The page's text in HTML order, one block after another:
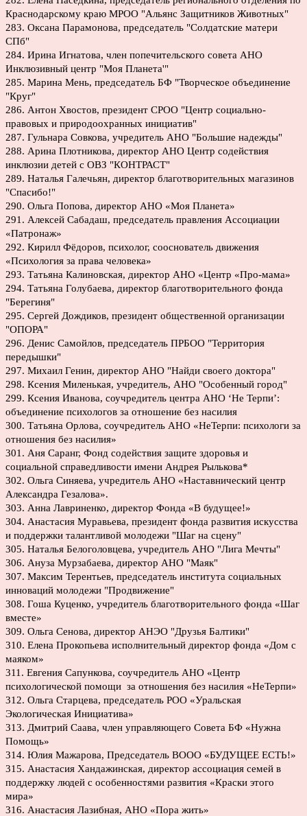
Краснодарскому краю МРОО "Альянс Защитников Животных"
283. Оксана Парамонова, председатель "Солдатские матери
СПб"
284. Ирина Игнатова, член попечительского совета АНО
Инклюзивный центр "Моя Планета'"
285. Марина Мень, председатель БФ "Творческое объединение
"Круг"
286. Антон Хвостов, президент СРОО "Центр социально-
правовых и природоохранных инициатив"
287. Гульнара Совкова, учредитель АНО "Большие надежды"
288. Арина Плотникова, директор АНО Центр содействия
инклюзии детей с ОВЗ "КОНТРАСТ"
289. Наталья Галечьян, директор благотворительных магазинов
"Спасибо!"
290. Ольга Попова, директор АНО «Моя Планета»
291. Алексей Сабадаш, председатель правления Ассоциации
«Патронаж»
292. Кирилл Фёдоров, психолог, сооснователь движения
«Психология за права человека»
293. Татьяна Калиновская, директор АНО «Центр «Про-мама»
294. Татьяна Голубаева, директор благотворительного фонда
"Берегиня"
295. Сергей Дождиков, президент общественной организации
"ОПОРА"
296. Денис Самойлов, председатель ПРБОО "Территория
передышки"
297. Михаил Генин, директор АНО "Найди своего доктора"
298. Ксения Миленькая, учредитель, АНО "Особенный город"
299. Ксения Иванова, соучредитель центра АНО ‘Не Терпи’:
объединение психологов за отношение без насилия
300. Татьяна Орлова, соучредитель АНО «НеТерпи: психологи за
отношения без насилия»
301. Аня Саранг, Фонд содействия защите здоровья и
социальной справедливости имени Андрея Рылькова*
302. Ольга Синяева, учредитель АНО «Наставнический центр
Александра Гезалова».
303. Анна Лавриненко, директор Фонда «В будущее!»
304. Анастасия Муравьева, президент фонда развития искусства
и поддержки талантливой молодежи "Шаг на сцену"
305. Наталья Белоголовцева, учредитель АНО "Лига Мечты"
306. Ануза Мурзабаева, директор АНО "Маяк"
307. Максим Терентьев, председатель института социальных
инноваций молодежи "Продвижение"
308. Гоша Куценко, учредитель благотворительного фонда «Шаг
вместе»
309. Ольга Сенова, директор АНЭО "Друзья Балтики"
310. Елена Прокопьева исполнительный директор фонда «Дом с
маяком»
311. Евгения Сапункова, соучредитель АНО «Центр
психологической помощи за отношения без насилия «НеТерпи»
312. Ольга Старцева, председатель РОО «Уральская
Экологическая Инициатива»
313. Дмитрий Саава, член управляющего Совета БФ «Нужна
Помощь»
314. Юлия Мажарова, Председатель ВООО «БУДУЩЕЕ ЕСТЬ!»
315. Анастасия Хандажинская, директор ассоциация семей в
поддержку людей с особенностями развития «Краски этого
мира»
316. Анастасия Лазибная, АНО «Пора жить»